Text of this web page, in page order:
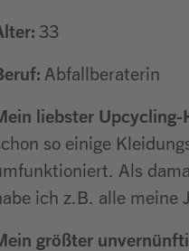
33
Abfallberaterin
liebster Upcycling-
so einige
Als
ich z.B. alle meine
größter